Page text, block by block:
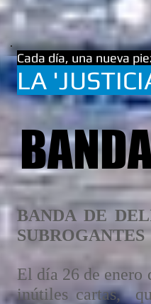
Cada día, una nueva
LA
BANDA DE
SUBROGANTES
El día 26 de enero
inútiles cartas,